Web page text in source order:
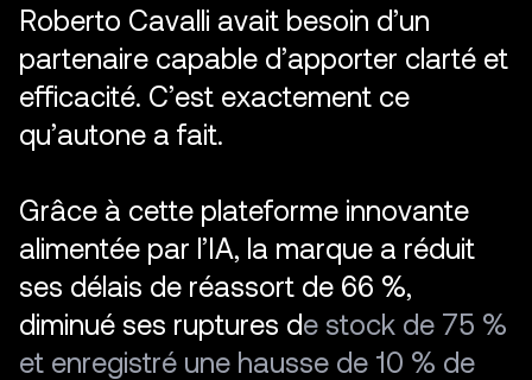
Roberto Cavalli avait besoin d’un
partenaire capable d’apporter clarté et
efficacité. C’est exactement ce
qu’autone a fait.
Grâce à cette plateforme innovante
alimentée par l’IA, la marque a réduit
ses délais de réassort de 66 %,
diminué ses ruptures de stock de 75 %
et enregistré une hausse de 10 % de